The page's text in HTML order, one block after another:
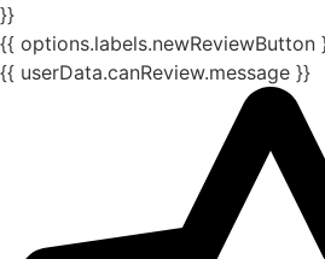
}}
{{ options.labels.newReviewButton
{{ userData.canReview.message }}